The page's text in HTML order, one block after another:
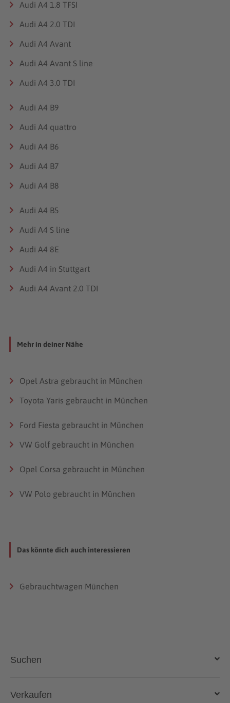
Audi A4 1.8 TFSI
Audi A4 2.0 TDI
Audi A4 Avant
Audi A4 Avant S line
Audi A4 3.0 TDI
Audi A4 B9
Audi A4 quattro
Audi A4 B6
Audi A4 B7
Audi A4 B8
Audi A4 B5
Audi A4 S line
Audi A4 8E
Audi A4 in Stuttgart
Audi A4 Avant 2.0 TDI
Mehr in deiner Nähe
Opel Astra gebraucht in München
Toyota Yaris gebraucht in München
Ford Fiesta gebraucht in München
VW Golf gebraucht in München
Opel Corsa gebraucht in München
VW Polo gebraucht in München
Das könnte dich auch interessieren
Gebrauchtwagen München
Suchen
Auto kaufen
Verkaufen